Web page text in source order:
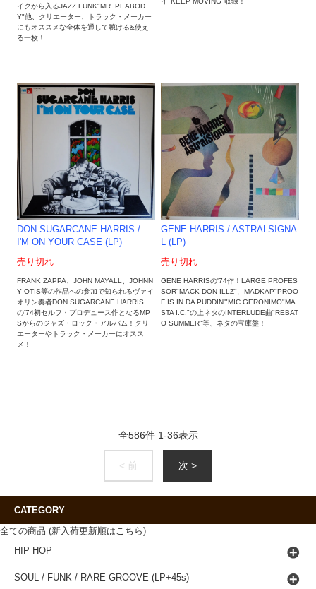
イクから入るJAZZ FUNK"MR. PEABOD
Y"他、クリエーター、トラック・メーカー
にもオススメな全体を通して聴ける&使え
る一枚！
DON SUGARCANE HARRIS /
I'M ON YOUR CASE (LP)
売り切れ
FRANK ZAPPA、JOHN MAYALL、JOHNN
Y OTIS等の作品への参加で知られるヴァイ
オリン奏者DON SUGARCANE HARRIS
の'74初セルフ・プロデュース作となるMP
Sからのジャズ・ロック・アルバム！クリ
エーターやトラック・メーカーにオスス
メ！
GENE HARRIS / ASTRALSIGNA
L (LP)
売り切れ
GENE HARRISの'74作！LARGE PROFES
SOR"MACK DON ILLZ"、MADKAP"PROO
F IS IN DA PUDDIN'"MIC GERONIMO"MA
STA I.C."の上ネタのINTERLUDE曲"REBAT
O SUMMER"等、ネタの宝庫盤！
全586件 1-36表示
< 前 次 >
CATEGORY
全ての商品 (新入荷更新順はこちら)
HIP HOP
SOUL / FUNK / RARE GROOVE (LP+45s)